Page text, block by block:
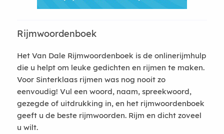
Rijmwoordenboek
Het Van Dale Rijmwoordenboek is de onlinerijmhulp
die u helpt om leuke gedichten en rijmen te maken.
Voor Sinterklaas rijmen was nog nooit zo
eenvoudig! Vul een woord, naam, spreekwoord,
gezegde of uitdrukking in, en het rijmwoordenboek
geeft u de beste rijmwoorden. Rijm en dicht zoveel
u wilt.